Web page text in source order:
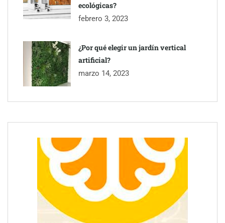
ecológicas?
febrero 3, 2023
¿Por qué elegir un jardín vertical
artificial?
marzo 14, 2023